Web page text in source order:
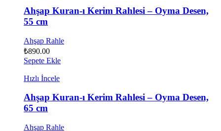
Ahşap Kuran-ı Kerim Rahlesi – Oyma Desen,
55 cm
Ahşap Rahle
₺890.00
Sepete Ekle
Hızlı İncele
Ahşap Kuran-ı Kerim Rahlesi – Oyma Desen,
65 cm
Ahşap Rahle